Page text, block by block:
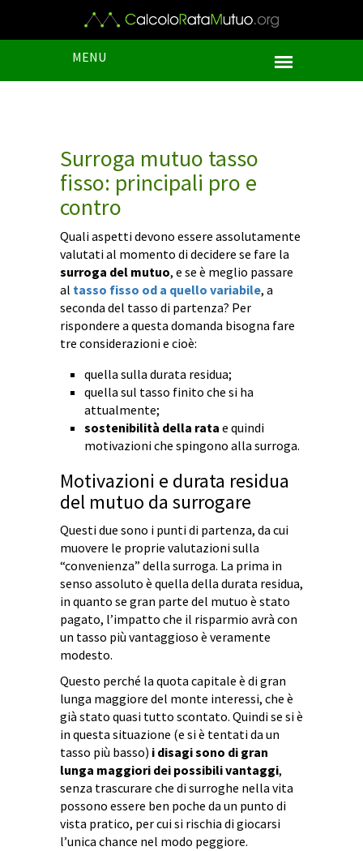
MENU
Surroga mutuo tasso
fisso: principali pro e
contro
Quali aspetti devono essere assolutamente
valutati al momento di decidere se fare la
surroga del mutuo, e se è meglio passare
al tasso fisso od a quello variabile, a
seconda del tasso di partenza? Per
rispondere a questa domanda bisogna fare
tre considerazioni e cioè:
quella sulla durata residua;
quella sul tasso finito che si ha
attualmente;
sostenibilità della rata e quindi
motivazioni che spingono alla surroga.
Motivazioni e durata residua
del mutuo da surrogare
Questi due sono i punti di partenza, da cui
muovere le proprie valutazioni sulla
“convenienza” della surroga. La prima in
senso assoluto è quella della durata residua,
in quanto se gran parte del mutuo è stato
pagato, l’impatto che il risparmio avrà con
un tasso più vantaggioso è veramente
modesto.
Questo perché la quota capitale è di gran
lunga maggiore del monte interessi, che è
già stato quasi tutto scontato. Quindi se si è
in questa situazione (e si è tentati da un
tasso più basso) i disagi sono di gran
lunga maggiori dei possibili vantaggi,
senza trascurare che di surroghe nella vita
possono essere ben poche da un punto di
vista pratico, per cui si rischia di giocarsi
l’unica chance nel modo peggiore.